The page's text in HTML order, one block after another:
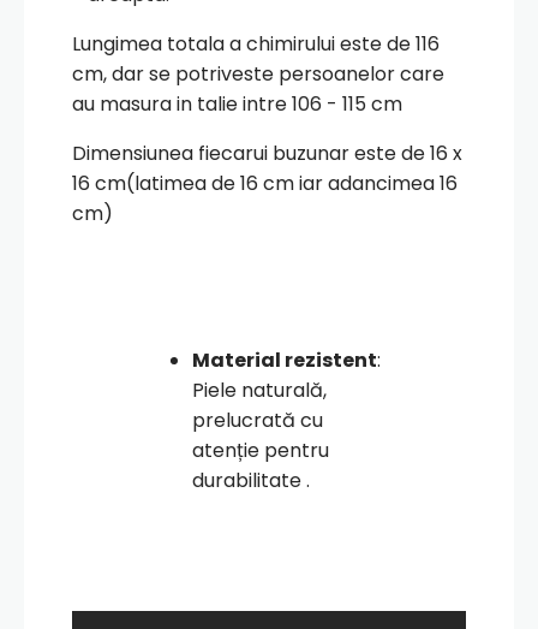
Lungimea totala a chimirului este de 116
cm, dar se potriveste persoanelor care
au masura in talie intre 106 - 115 cm
Dimensiunea fiecarui buzunar este de 16 x
16 cm(latimea de 16 cm iar adancimea 16
cm)
Material rezistent:
Piele naturală,
prelucrată cu
atenție pentru
durabilitate .